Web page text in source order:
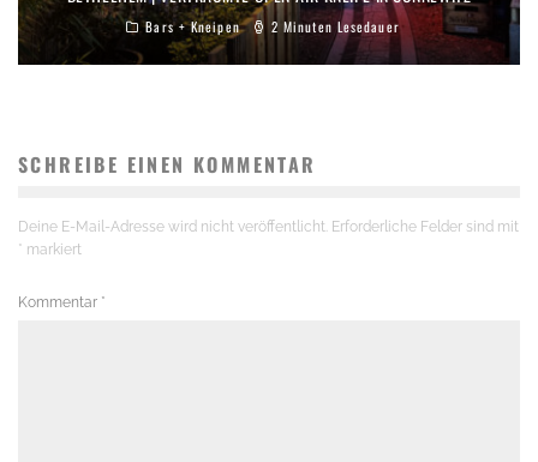
Bars + Kneipen 2 Minuten Lesedauer
SCHREIBE EINEN KOMMENTAR
Deine E-Mail-Adresse wird nicht veröffentlicht. Erforderliche Felder sind mit
* markiert
Kommentar *